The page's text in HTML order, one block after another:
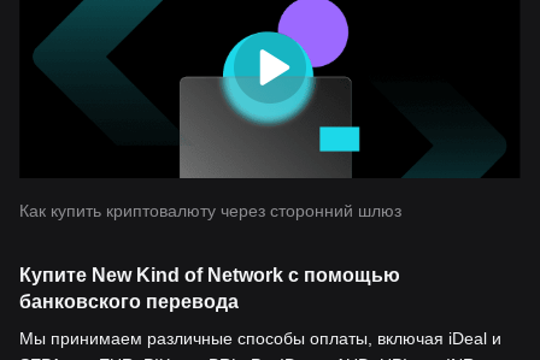
Как купить криптовалюту через сторонний шлюз
Купите New Kind of Network с помощью
банковского перевода
Мы принимаем различные способы оплаты, включая iDeal и